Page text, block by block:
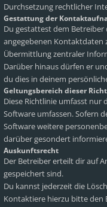
Durchsetzung rechtlicher
Gestattung der
Du gestattest dem
angegebenen Kontaktdaten
Übermittlung zentraler
Darüber hinaus dürfen er
du dies in deinem
Geltungsbereich dieser
Diese Richtlinie umfasst nur
Software umfassen. Sofern
Software weitere
darüber gesondert
Auskunftsrecht
Der Betreiber erteilt dir auf
gespeichert sind.
Du kannst jederzeit die
Kontaktiere hierzu bitte den